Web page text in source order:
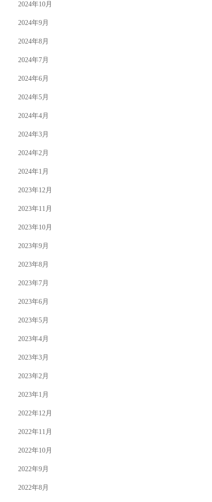
2024年10月
2024年9月
2024年8月
2024年7月
2024年6月
2024年5月
2024年4月
2024年3月
2024年2月
2024年1月
2023年12月
2023年11月
2023年10月
2023年9月
2023年8月
2023年7月
2023年6月
2023年5月
2023年4月
2023年3月
2023年2月
2023年1月
2022年12月
2022年11月
2022年10月
2022年9月
2022年8月